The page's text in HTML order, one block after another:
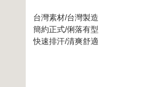
台灣素材/台灣製造
簡約正式/俐落有型
快速排汗/清爽舒適